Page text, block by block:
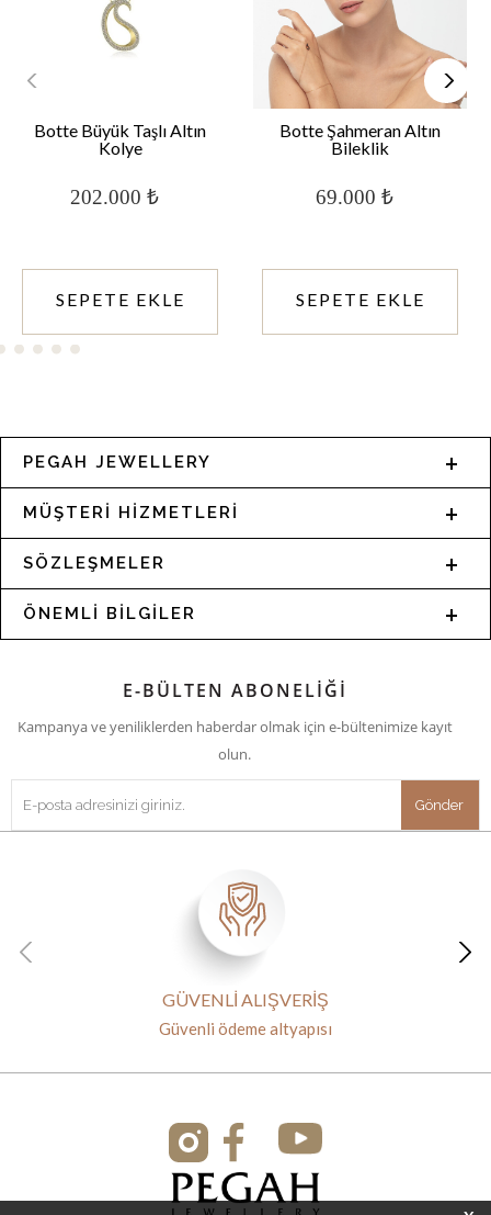
Botte Büyük Taşlı Altın
Kolye
202.000 ₺
SEPETE EKLE
Botte Şahmeran Altın
Bileklik
69.000 ₺
SEPETE EKLE
PEGAH JEWELLERY
MÜŞTERİ HİZMETLERİ
SÖZLEŞMELER
ÖNEMLİ BİLGİLER
E-BÜLTEN ABONELİĞİ
Kampanya ve yeniliklerden haberdar olmak için e-bültenimize kayıt
olun.
GÜVENLİ ALIŞVERİŞ
Güvenli ödeme altyapısı